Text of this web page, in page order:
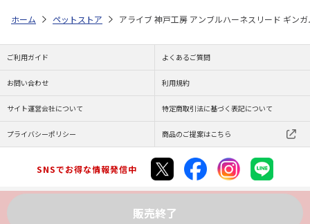
販売終了
ホーム ペットストア アライブ 神戸工房 アンブルハーネスリード ギン
ご利用ガイド よくあるご質問
お問い合わせ 利用規約
サイト運営会社について 特定商取引法に基づく表記について
プライバシーポリシー 商品のご提案はこちら
SNSでお得な情報発信中